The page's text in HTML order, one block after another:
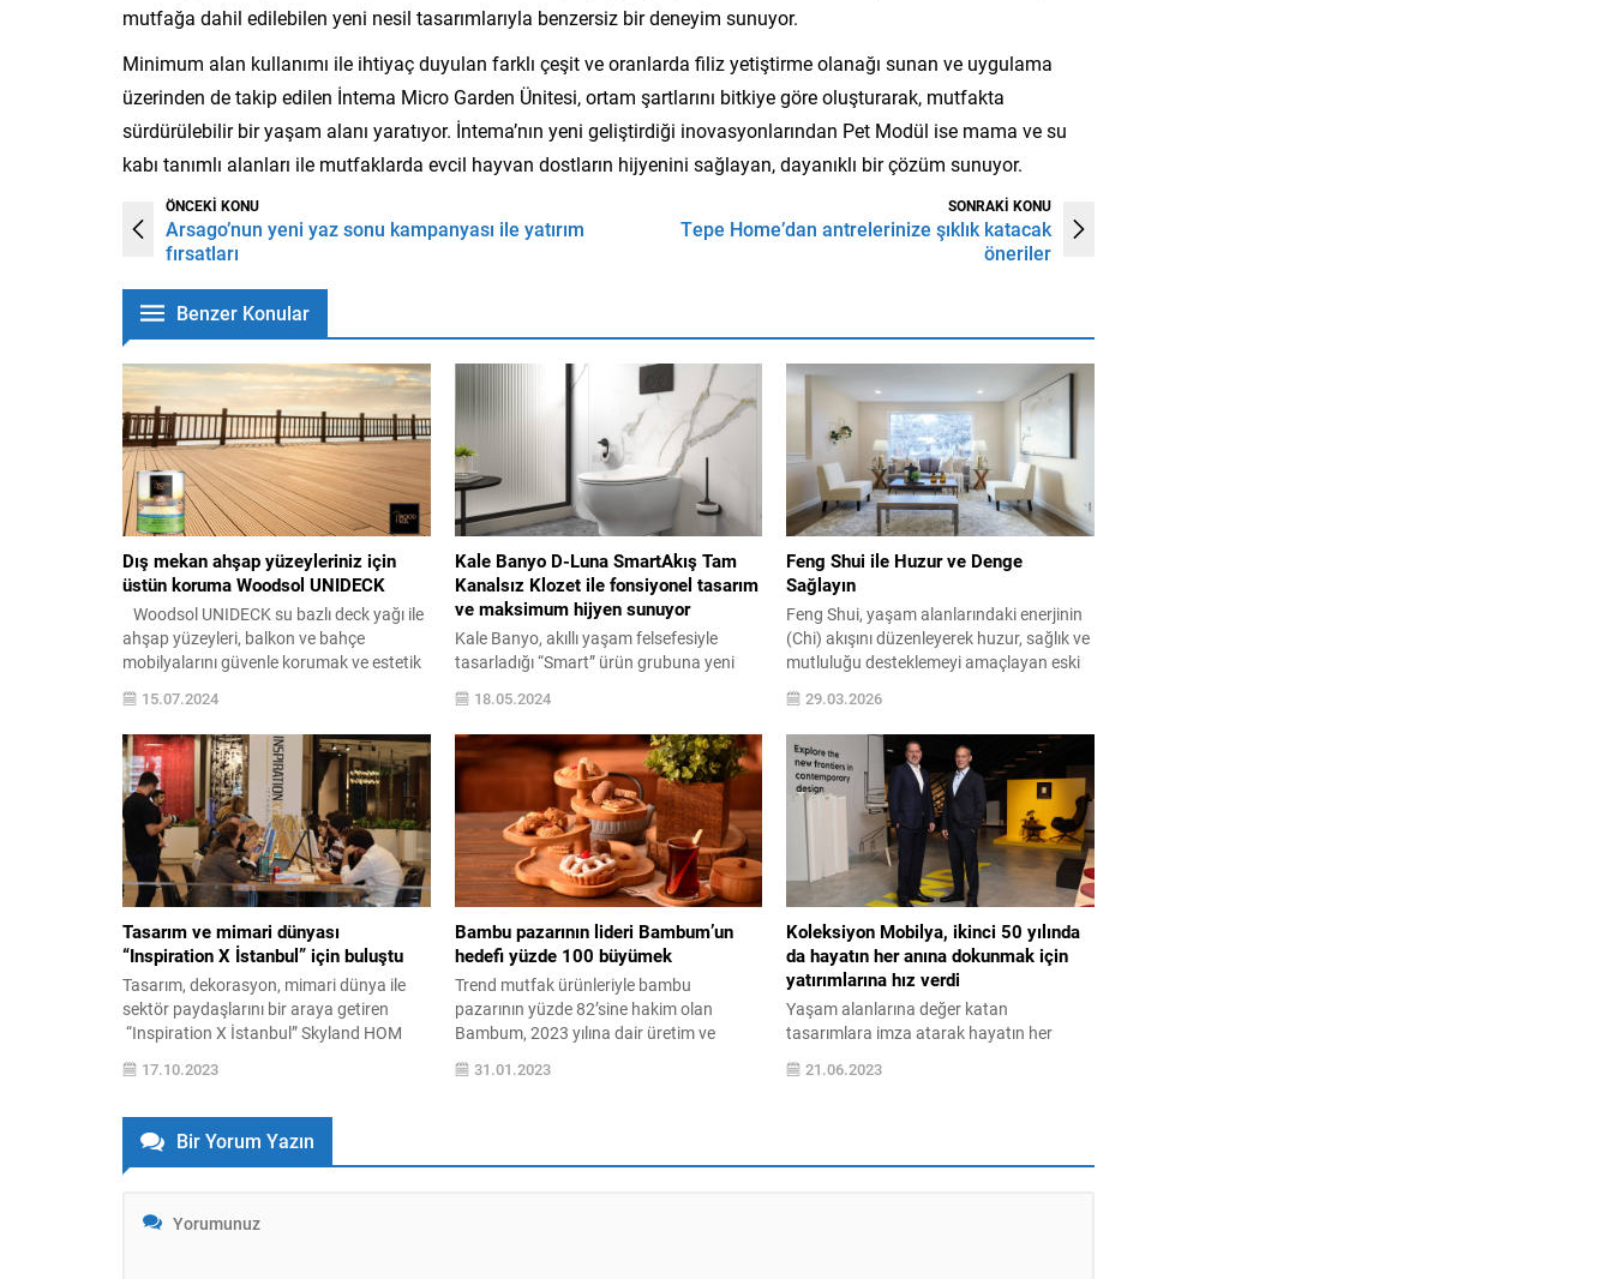
mutfağa dahil edilebilen yeni nesil tasarımlarıyla benzersiz bir deneyim sunuyor.
Minimum alan kullanımı ile ihtiyaç duyulan farklı çeşit ve oranlarda filiz yetiştirme olanağı sunan ve uygulama
üzerinden de takip edilen İntema Micro Garden Ünitesi, ortam şartlarını bitkiye göre oluşturarak, mutfakta
sürdürülebilir bir yaşam alanı yaratıyor. İntema’nın yeni geliştirdiği inovasyonlarından Pet Modül ise mama ve su
kabı tanımlı alanları ile mutfaklarda evcil hayvan dostların hijyenini sağlayan, dayanıklı bir çözüm sunuyor.
ÖNCEKİ KONU
Arsago’nun yeni yaz sonu kampanyası ile yatırım
fırsatları
SONRAKİ KONU
Tepe Home’dan antrelerinize şıklık katacak
öneriler
Benzer Konular
Dış mekan ahşap yüzeyleriniz için
üstün koruma Woodsol UNIDECK
Woodsol UNIDECK su bazlı deck yağı ile
ahşap yüzeyleri, balkon ve bahçe
mobilyalarını güvenle korumak ve estetik
görünümlerini uzun yıllar boyunca
muhafaza etmek artık çok daha kolay!
Ahşap yüzeyleri, balkon ve bahçe
mobilyalarını uzun yıllar kullanmanın yolu
bakımdan geçiyor. Ahşap yüzeyler, dış
etkenlere maruz kaldığında zamanla
yıpranıp estetik...
15.07.2024
Kale Banyo D-Luna SmartAkış Tam
Kanalsız Klozet ile fonsiyonel tasarım
ve maksimum hijyen sunuyor
Kale Banyo, akıllı yaşam felsefesiyle
tasarladığı “Smart” ürün grubuna yeni
ürünü D-Luna SmartAkış Tam Kanalsız
Klozeti ekledi. Kir ve bakterileri saklayan
kanal ve deliklerin bulunmadığı tam
kanalsız yapısıyla öne çıkan D-Luna üst
düzey hijyen deneyimi sunuyor.
Tasarımdan üretime attığı tüm adımlarda
daha az su ve enerji harcamak için
çalışan Kale...
18.05.2024
Feng Shui ile Huzur ve Denge
Sağlayın
Feng Shui, yaşam alanlarındaki enerjinin
(Chi) akışını düzenleyerek huzur, sağlık ve
mutluluğu desteklemeyi amaçlayan eski
bir Çin felsefesidir. Ev düzenlemede Feng
Shui prensiplerini uygulamak,
mekânınızdaki olumlu enerjiyi artırır,
olumsuz enerjileri dengeler ve yaşam
kalitenizi yükseltir. Feng Shui’ye göre ev
düzenlemede öne çıkan önemli noktalar
arasında aynaların yerleşimi, giriş
bölümü, mobilya...
29.03.2026
Tasarım ve mimari dünyası
“Inspiration X İstanbul” için buluştu
Tasarım, dekorasyon, mimari dünya ile
sektör paydaşlarını bir araya getiren
“Inspiration X İstanbul” Skyland HOM
Dekorasyon Merkezi’nde gerçekleşti.
“Şimdi ve Gelecek – Now and Future”
süren etkinliklerde; sektördeki yeni
trendler başta olmak üzere farklı mimari
bakış açıları, paneller, workshoplar ve özel
aktarıldı. Sektörün bugünü ve geleceğinin
17.10.2023
Bambu pazarının lideri Bambum’un
hedefi yüzde 100 büyümek
Trend mutfak ürünleriyle bambu
pazarının yüzde 82’sine hakim olan
Bambum, 2023 yılına dair üretim ve
yatırım hedeflerini açıkladı. 2022 yılında
aylık 650 bin parça olan üretim adetini
31.01.2023
Koleksiyon Mobilya, ikinci 50 yılında
da hayatın her anına dokunmak için
yatırımlarına hız verdi
Yaşam alanlarına değer katan
tasarımlara imza atarak hayatın her
anına dokunan Koleksiyon Mobilya, 50.
yılını kutluyor. Faruk Malhan tarafından
21.06.2023
Bir Yorum Yazın